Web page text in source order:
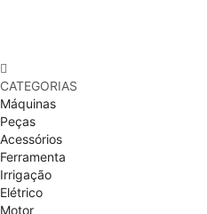
CATEGORIAS
Máquinas
Peças
Acessórios
Ferramenta
Irrigação
Elétrico
Motor